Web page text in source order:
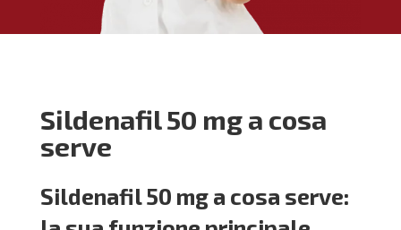
Sildenafil 50 mg a cosa
serve
Sildenafil 50 mg a cosa serve: